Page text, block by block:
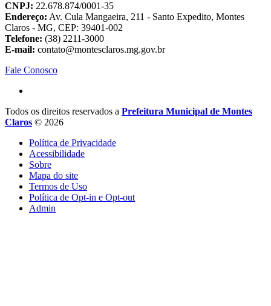
CNPJ: 22.678.874/0001-35
Endereço: Av. Cula Mangaeira, 211 - Santo Expedito, Montes
Claros - MG, CEP: 39401-002
Telefone: (38) 2211-3000
E-mail: contato@montesclaros.mg.gov.br
Fale Conosco
Todos os direitos reservados a Prefeitura Municipal de Montes
Claros © 2026
Política de Privacidade
Acessibilidade
Sobre
Mapa do site
Termos de Uso
Política de Opt-in e Opt-out
Admin